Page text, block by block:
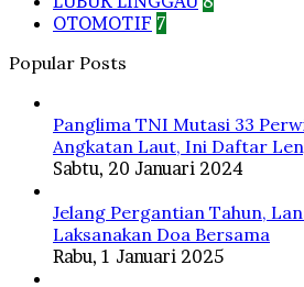
OTOMOTIF 7
Popular Posts
Panglima TNI Mutasi 33
Angkatan Laut, Ini Daftar
Sabtu, 20 Januari 2024
Jelang Pergantian Tahun,
Laksanakan Doa Bersama
Rabu, 1 Januari 2025